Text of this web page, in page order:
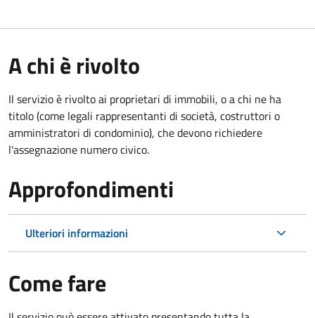
A chi è rivolto
Il servizio è rivolto ai proprietari di immobili, o a chi ne ha
titolo (come legali rappresentanti di società, costruttori o
amministratori di condominio), che devono richiedere
l'assegnazione numero civico.
Approfondimenti
Ulteriori informazioni
Come fare